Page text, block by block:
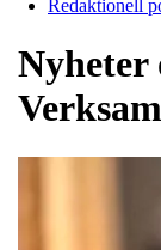
Redaktionell
Nyheter